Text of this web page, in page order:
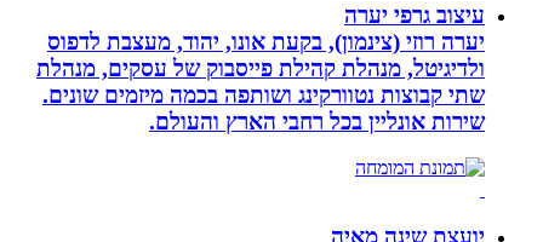
עיצוב גרפי יערה
יערה רוזי (צינמון), בקעת אונו, יהוד, מעצבת לדפוס
ולדיגיטל, מנהלת קהילת פייסבוק של עסקים, מנהלת
שתי קבוצות נטוורקינג ושותפה בכמה מיזמים שונים.
שירות אונליין בכל רחבי הארץ והעולם.
יועצת שינה מאיה